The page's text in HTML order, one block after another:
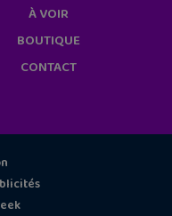
À VOIR
BOUTIQUE
CONTACT